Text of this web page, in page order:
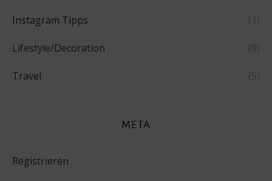
Instagram Tipps (1)
Lifestyle/Decoration (9)
Travel (5)
META
Registrieren